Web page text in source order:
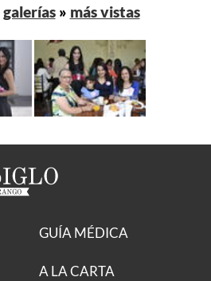
galerías» más vistas
GUÍA MÉDICA
A LA CARTA